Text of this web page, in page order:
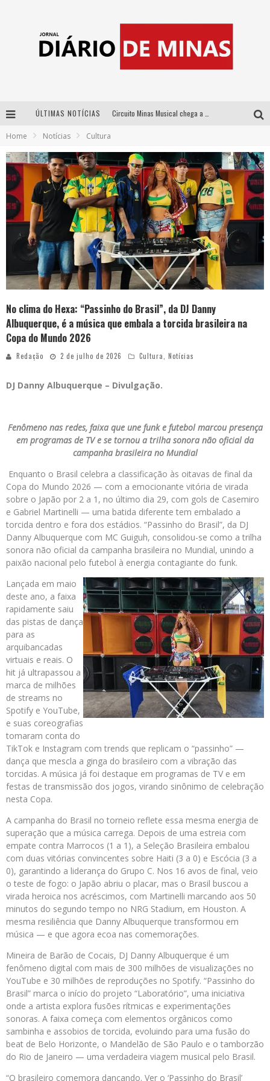
ÚLTIMAS NOTÍCIAS
No clima do Hexa: “Passinho do Brasil”, da DJ Danny Albuquerque, é a música que embala a torcida brasileira na Copa do Mundo 2026
Yan traz a turnê nacional do PagodYANdo para Belo Horizonte
Home Notícias Cultura
No clima do Hexa: “Passinho do Brasil”, da DJ Danny
Albuquerque, é a música que embala a torcida brasileira na
Copa do Mundo 2026
Redação 2 de julho de 2026 Cultura, Notícias
DJ Danny Albuquerque – Divulgação.
Fenômeno nas redes, faixa que une funk e futebol marcou presença
em programas de TV e se tornou a trilha sonora não oficial da
campanha brasileira no Mundial
Enquanto o Brasil celebra a classificação às oitavas de final da
Copa do Mundo 2026 — com a emocionante vitória de virada
sobre o Japão por 2 a 1, no último dia 29, com gols de Casemiro
e Gabriel Martinelli — uma batida diferente tem embalado a
torcida dentro e fora dos estádios. “Passinho do Brasil”, da DJ
Danny Albuquerque com MC Guiguh, consolidou-se como a trilha
sonora não oficial da campanha brasileira no Mundial, unindo a
paixão nacional pelo futebol à energia contagiante do funk.
Lançada em maio
deste ano, a faixa
rapidamente saiu
das pistas de dança
para as
arquibancadas
virtuais e reais. O
hit já ultrapassou a
marca de milhões
de streams no
Spotify e YouTube,
e suas coreografias
tomaram conta do
TikTok e Instagram com trends que replicam o “passinho” —
dança que mescla a ginga do brasileiro com a vibração das
torcidas. A música já foi destaque em programas de TV e em
festas de transmissão dos jogos, virando sinônimo de celebração
nesta Copa.
A campanha do Brasil no torneio reflete essa mesma energia de
superação que a música carrega. Depois de uma estreia com
empate contra Marrocos (1 a 1), a Seleção Brasileira embalou
com duas vitórias convincentes sobre Haiti (3 a 0) e Escócia (3 a
0), garantindo a liderança do Grupo C. Nos 16 avos de final, veio
o teste de fogo: o Japão abriu o placar, mas o Brasil buscou a
virada heroica nos acréscimos, com Martinelli marcando aos 50
minutos do segundo tempo no NRG Stadium, em Houston. A
mesma resiliência que Danny Albuquerque transformou em
música — e que agora ecoa nas comemorações.
Mineira de Barão de Cocais, DJ Danny Albuquerque é um
fenômeno digital com mais de 300 milhões de visualizações no
YouTube e 30 milhões de reproduções no Spotify. “Passinho do
Brasil” marca o início do projeto “Laboratório”, uma iniciativa
onde a artista explora fusões rítmicas e experimentações
sonoras. A faixa começa com elementos orgânicos como
sambinha e assobios de torcida, evoluindo para uma fusão do
beat de Belo Horizonte, o Mandelão de São Paulo e o tamborzão
do Rio de Janeiro — uma verdadeira viagem musical pelo Brasil.
“O brasileiro comemora dançando. Ver o ‘Passinho do Brasil’